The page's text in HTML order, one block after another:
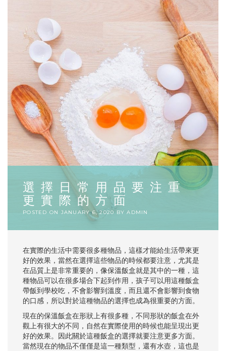
選擇日常用品要注重
更實際的方面
POSTED ON JANUARY 6, 2020 BYADMIN
在實際的生活中需要很多種物品，這樣才能給生活帶來更
好的效果，當然在選擇這些物品的時候都要注意，尤其是
在品質上是非常重要的，像保溫飯盒就是其中的一種，這
種物品可以在很多場合下起到作用，孩子可以用這種飯盒
帶飯到學校吃，不會影響到溫度，而且還不會影響到食物
的口感，所以對於這種物品的選擇也成為很重要的方面。
現在的保溫飯盒在形狀上有很多種，不同形狀的飯盒在外
觀上有很大的不同，自然在實際使用的時候也能呈現出更
好的效果。因此關於這種飯盒的選擇就要注意更多方面。
當然現在的物品不僅僅是這一種類型，還有水壺，這也是